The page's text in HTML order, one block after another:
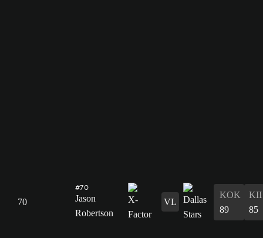
70
#70
Jason
Robertson
VL
KOK
89
KII
85